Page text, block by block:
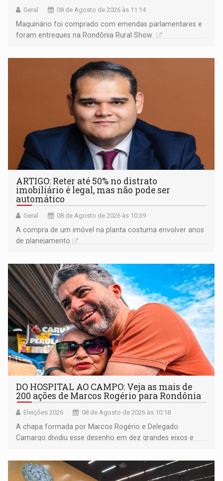
Geral 08 de Agosto de 2026 às 11:14
Maquinário foi comprado com emendas parlamentares e
foram entregues na Rondônia Rural Show
ARTIGO: Reter até 50% no distrato
imobiliário é legal, mas não pode ser
automático
Geral 08 de Agosto de 2026 às 10:39
A compra de um imóvel na planta costuma envolver anos
de planejamento
DO HOSPITAL AO CAMPO: Veja as mais de
200 ações de Marcos Rogério para Rondônia
Eleições 2026 08 de Agosto de 2026 às 10:18
A chapa formada por Marcos Rogério e Delegado
Camargo dividiu esse desenho em dez grandes eixos e